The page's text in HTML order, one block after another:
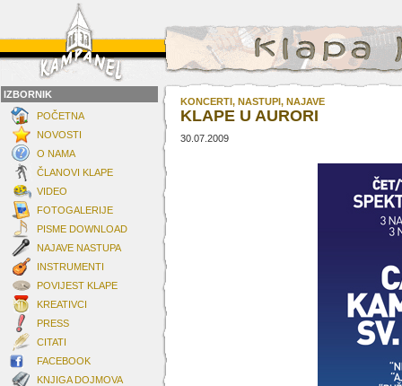
IZBORNIK
POČETNA
NOVOSTI
O NAMA
ČLANOVI KLAPE
VIDEO
FOTOGALERIJE
PISME DOWNLOAD
NAJAVE NASTUPA
INSTRUMENTI
POVIJEST KLAPE
KREATIVCI
PRESS
CITATI
FACEBOOK
KNJIGA DOJMOVA
KONCERTI, NASTUPI, NAJAVE
KLAPE U AURORI
30.07.2009